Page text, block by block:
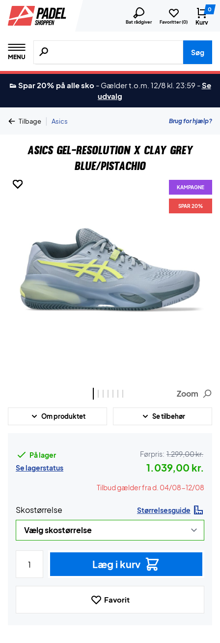
Bat rådgiver Favoritter (0)
0
Kurv
MENU
Søg efter produkter, mærker etc.
Søg
👟 Spar 20% på alle sko - Gælder t.o.m. 12/8 kl. 23:59 -Se
udvalg
Tilbage | Asics Brug for hjælp?
Asics Gel-Resolution X Clay Grey
Blue/Pistachio
KAMPAGNE
SPAR 20%
KAMPAGNE
SPAR 20%
KAMPAGNE
SPAR 20%
KAMPAGNE
SPAR 20%
KAMPAGNE
SPAR 20%
KAMPAGNE
SPAR 20%
KAMPAGNE
SPAR 20%
Zoom
Om produktet Se tilbehør
På lager
Se lagerstatus
Førpris: 1.299,00 kr.
1.039,00 kr.
Tilbud gælder fra d. 04/08-12/08
Skostørrelse Størrelsesguide
Læg i kurv
Favorit